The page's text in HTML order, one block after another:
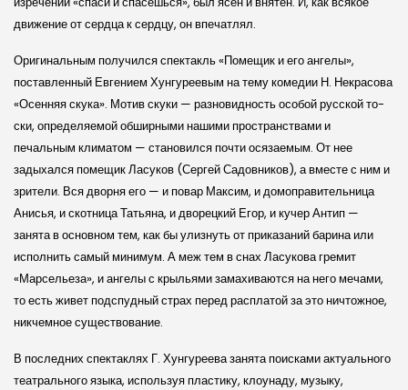
движение от сердца к сердцу, он впечатлял.
Оригинальным получился спектакль «Помещик и его ангелы»,
поставленный Евгением Хунгуреевым на тему комедии Н. Некрасова
«Осенняя скука». Мотив скуки — разновидность особой рус­ской то­
ски, определяемой обширными нашими пространствами и
печальным климатом — становился почти осязаемым. От нее
задыхался помещик Ласуков (Сергей Садовников), а вместе с ним и
зрители. Вся дворня его — и повар Максим, и домоправительница
Анисья, и скотница Татьяна, и дворецкий Егор, и кучер Антип —
занята в основном тем, как бы улизнуть от приказаний барина или
исполнить самый минимум. А меж тем в снах Ласукова гремит
«Марсельеза», и ангелы с крыльями замахиваются на него мечами,
то есть живет подспудный страх перед расплатой за это ничтожное,
никчемное существование.
В последних спектаклях Г. Хунгуреева занята поисками актуального
театрального языка, используя пластику, клоунаду, музыку,